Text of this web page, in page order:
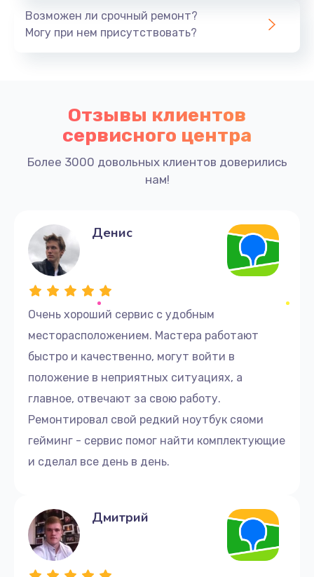
1950 руб.
Заказать
Заказать
Замена жесткого диска
1500 руб.
Установка драйверов
Замена вебкамеры
1620 руб.
Заказать
Ремонт петель крышки
1045 руб.
Заказать
Заказать
Возможен ли срочный ремонт?
Могу при нем присутствовать?
Отзывы клиентов
сервисного центра
Более 3000 довольных клиентов доверились
нам!
Очень хороший сервис с удобным
месторасположением. Мастера работают
быстро и качественно, могут войти в
положение в неприятных ситуациях, а
главное, отвечают за свою работу.
Ремонтировал свой редкий ноутбук сяоми
гейминг - сервис помог найти комплектующие
и сделал все день в день.
Денис
Дмитрий